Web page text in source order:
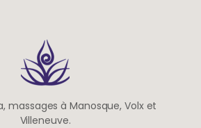
massages à Manosque, Volx et
Villeneuve.